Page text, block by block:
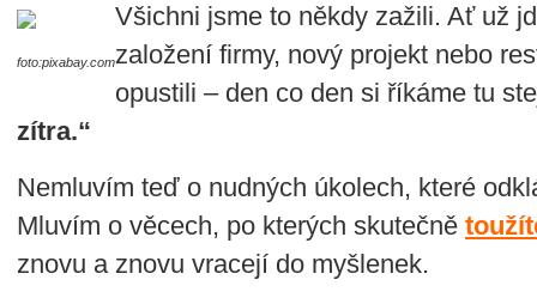
foto:pixabay.com
Všichni jsme to někdy zažili. Ať už
založení firmy, nový projekt nebo
opustili – den co den si říkáme tu
zítra.“
Nemluvím teď o nudných úkolech, které
Mluvím o věcech, po kterých skutečně
znovu a znovu vracejí do myšlenek.